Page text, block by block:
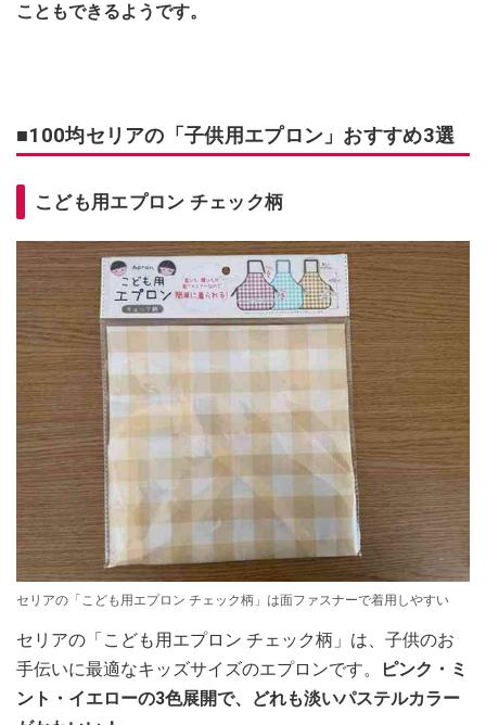
こともできるようです。
■100均セリアの「子供用エプロン」おすすめ3選
こども用エプロン チェック柄
セリアの「こども用エプロン チェック柄」は面ファスナーで着用しやすい
セリアの「こども用エプロン チェック柄」は、子供のお
手伝いに最適なキッズサイズのエプロンです。
ピンク・ミ
ント・イエローの3色展開で、どれも淡いパステルカラー